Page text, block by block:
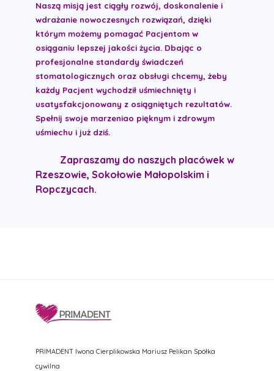
Naszą misją jest ciągły rozwój, doskonalenie i
wdrażanie nowoczesnych rozwiązań, dzięki
którym możemy pomagać Pacjentom w
osiąganiu lepszej jakości życia. Dbając o
profesjonalne standardy świadczeń
stomatologicznych oraz obsługi chcemy, żeby
każdy Pacjent wychodził uśmiechnięty i
usatysfakcjonowany z osiągniętych rezultatów.
Spełnij swoje marzeniao pięknym i zdrowym
uśmiechu i już dziś.
Zapraszamy do naszych placówek w
Rzeszowie, Sokołowie Małopolskim i
Ropczycach.
PRIMADENT Iwona Cierplikowska Mariusz Pelikan Spółka
cywilna